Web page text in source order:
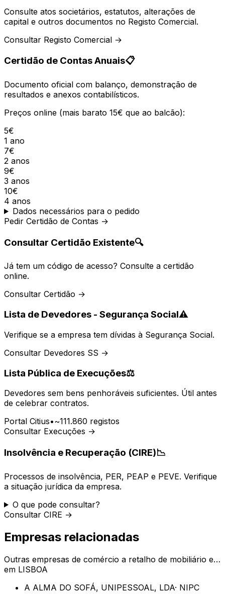
Consulte atos societários, estatutos, alterações de
capital e outros documentos no Registo Comercial.
Consultar Registo Comercial →
Certidão de Contas Anuais📋
Documento oficial com balanço, demonstração de
resultados e anexos contabilísticos.
Preços online (mais barato 15€ que ao balcão):
5€
1 ano
7€
2 anos
9€
3 anos
10€
4 anos
Dados necessários para o pedido
Pedir Certidão de Contas →
Consultar Certidão Existente🔍
Já tem um código de acesso? Consulte a certidão
online.
Consultar Certidão →
Lista de Devedores - Segurança Social⚠️
Verifique se a empresa tem dívidas à Segurança Social.
Consultar Devedores SS →
Lista Pública de Execuções⚖️
Devedores sem bens penhoráveis suficientes. Útil antes
de celebrar contratos.
Portal Citius•~111.860 registos
Consultar Execuções →
Insolvência e Recuperação (CIRE)📉
Processos de insolvência, PER, PEAP e PEVE. Verifique
a situação jurídica da empresa.
O que pode consultar?
Consultar CIRE →
Empresas relacionadas
Outras empresas de comércio a retalho de mobiliário e…
em LISBOA
A ALMA DO SOFÁ, UNIPESSOAL, LDA· NIPC